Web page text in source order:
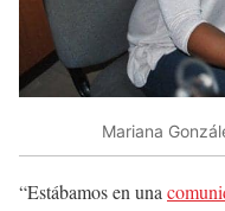
Mariana
“Estábamos en una